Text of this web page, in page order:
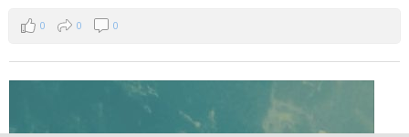
0 0 0